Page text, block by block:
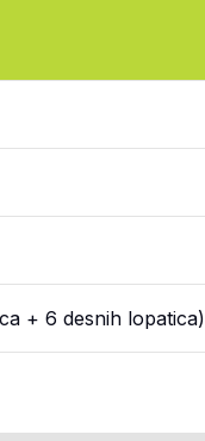
+ 6 desnih lopatica)